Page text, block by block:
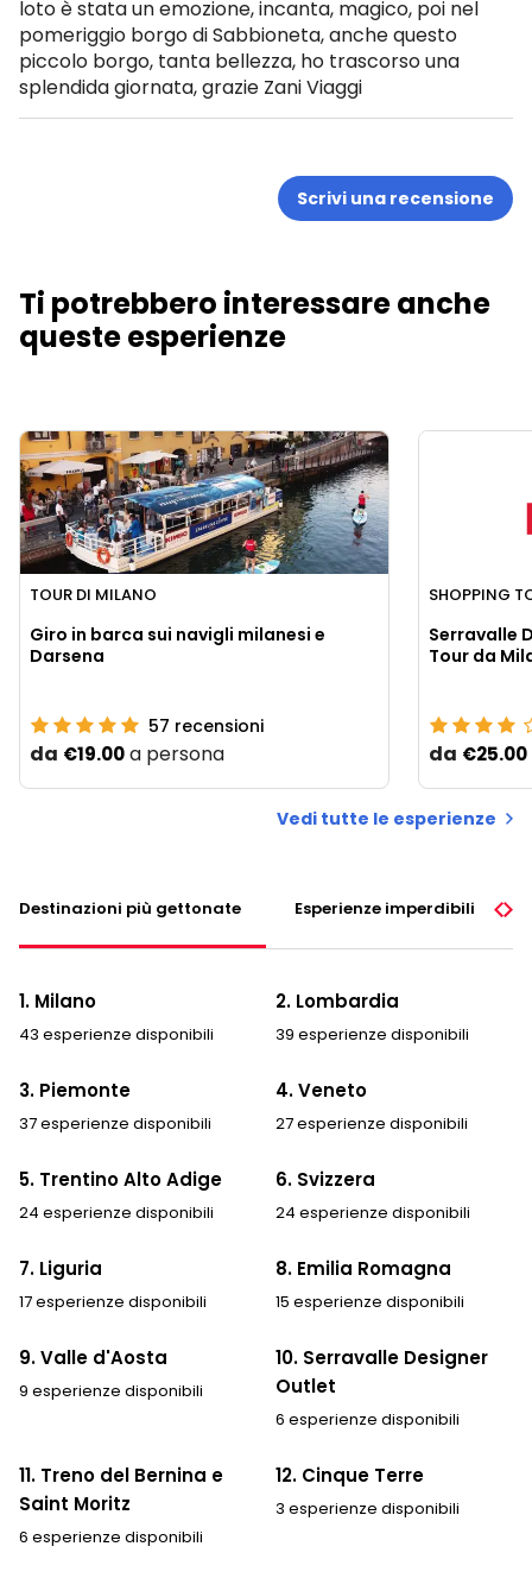
loto è stata un emozione, incanta, magico, poi nel
pomeriggio borgo di Sabbioneta, anche questo
piccolo borgo, tanta bellezza, ho trascorso una
splendida giornata, grazie Zani Viaggi
Scrivi una recensione
Ti potrebbero interessare anche
queste esperienze
TOUR DI MILANO
Giro in barca sui navigli milanesi e
Darsena
57 recensioni
da €19.00a persona
SHOPPING
Serravalle
Tour da
da €25.00
Vedi tutte le esperienze
Destinazioni più gettonate Esperienze imperdibili
1. Milano
43 esperienze disponibili
2. Lombardia
39 esperienze disponibili
3. Piemonte
37 esperienze disponibili
4. Veneto
27 esperienze disponibili
5. Trentino Alto Adige
24 esperienze disponibili
6. Svizzera
24 esperienze disponibili
7. Liguria
17 esperienze disponibili
8. Emilia Romagna
15 esperienze disponibili
9. Valle d'Aosta
9 esperienze disponibili
10. Serravalle Designer
Outlet
6 esperienze disponibili
11. Treno del Bernina e
Saint Moritz
6 esperienze disponibili
12. Cinque Terre
3 esperienze disponibili